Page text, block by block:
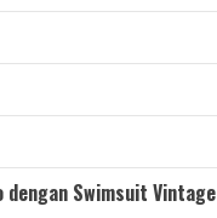
dengan Swimsuit Vintage